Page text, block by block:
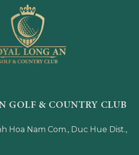
GOLF & COUNTRY CLUB
Hoa Nam Com., Duc Hue Dist.,